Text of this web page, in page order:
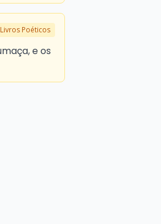
Livros Poéticos
e os